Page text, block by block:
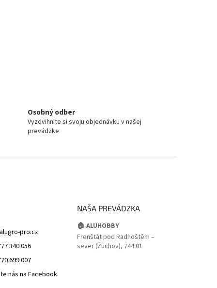
Osobný odber
Vyzdvihnite si svoju objednávku v našej
prevádzke
alugro-pro.cz
340 056
699 007
nás na Facebook
NAŠA PREVÁDZKA
🏠 ALUHOBBY
Frenštát pod Radhoštěm –
sever (Žuchov), 744 01